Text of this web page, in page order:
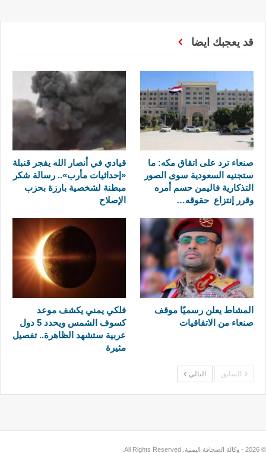
قد يعجبك ايضا
صنعاء ترد على اتقاق مكه: ما
ستجنيه السعودية سوى الصور
التذكارية فاليمن حسم أمره
وقرر إنتزاع حقوقه…
قيادي في أنصار الله يفجر قنبلة
«إحداثيات مأرب».. رسالة شكر
مبطنة لشخصية بارزة بحزب
الإصلاح
المشاط يعلن رسميًا موقف
صنعاء من الاتفاقيات
فلكي يمني يكشف موعد
كسوف الشمس ويحدد 5 دول
عربية ستشهد الظاهرة.. تفصيل
مثيرة
السابق التالي
© 2026 - وكالة الصحافة اليمنية. All Rights Reserved.